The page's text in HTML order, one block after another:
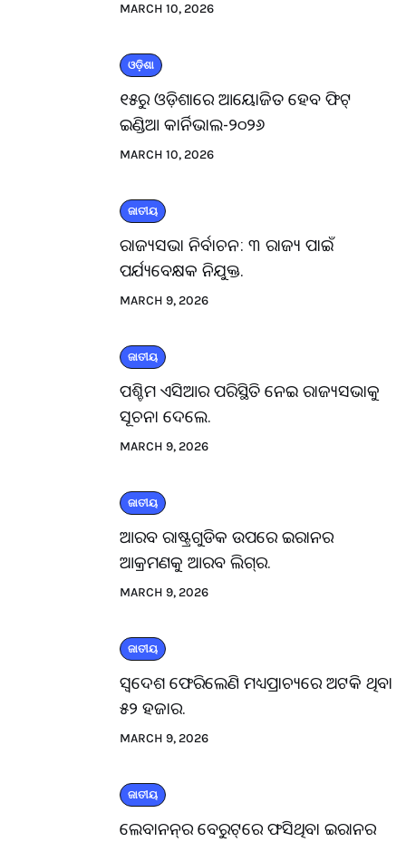
MARCH 10, 2026
ଓଡ଼ିଶା
୧୫ରୁ ଓଡ଼ିଶାରେ ଆୟୋଜିତ ହେବ ଫିଟ୍
ଇଣ୍ଡିଆ କାର୍ନିଭାଲ-୨୦୨୬
MARCH 10, 2026
ଜାତୀୟ
ରାଜ୍ୟସଭା ନିର୍ବାଚନ: ୩ ରାଜ୍ୟ ପାଇଁ
ପର୍ଯ୍ୟବେକ୍ଷକ ନିଯୁକ୍ତ.
MARCH 9, 2026
ଜାତୀୟ
ପଶ୍ଚିମ ଏସିଆର ପରିସ୍ଥିତି ନେଇ ରାଜ୍ୟସଭାକୁ
ସୂଚନା ଦେଲେ.
MARCH 9, 2026
ଜାତୀୟ
ଆରବ ରାଷ୍ଟ୍ରଗୁଡିକ ଉପରେ ଇରାନର
ଆକ୍ରମଣକୁ ଆରବ ଲିଗ୍‌ର.
MARCH 9, 2026
ଜାତୀୟ
ସ୍ବଦେଶ ଫେରିଲେଣି ମଧ୍ୟପ୍ରାଚ୍ୟରେ ଅଟକି ଥିବା
୫୨ ହଜାର.
MARCH 9, 2026
ଜାତୀୟ
ଲେବାନନ୍‌ର ବେରୁଟ୍‌ରେ ଫସିଥିବା ଇରାନର